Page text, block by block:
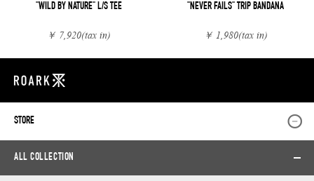
"WILD BY NATURE" L/S TEE
￥ 7,920(tax in)
"NEVER FAILS" TRIP BANDANA
￥ 1,980(tax in)
STORE
ALL COLLECTION